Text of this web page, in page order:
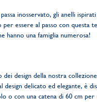
inosservato, gli anelli
essere al passo con questa
hanno una famiglia numerosa!
design della nostra
delicato ed elegante, è
o con una catena di 60 cm per